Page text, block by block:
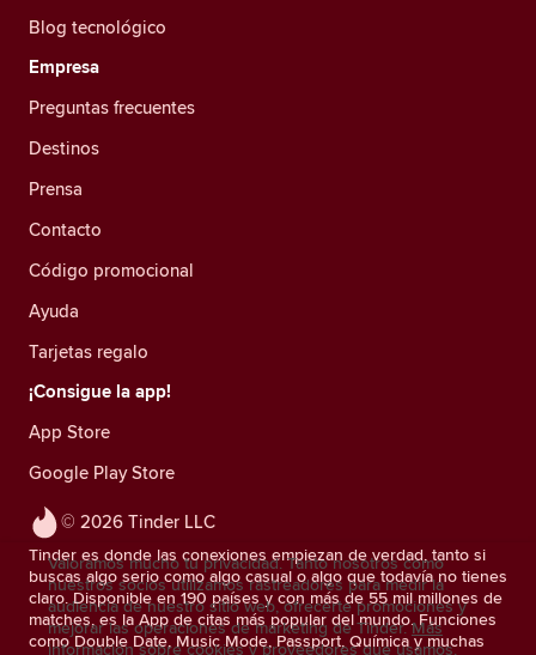
© 2026 Tinder LLC
Tinder es donde las conexiones empiezan de verdad, tanto si
buscas algo serio como algo casual o algo que todavía no tienes
claro. Disponible en 190 países y con más de 55 mil millones de
matches, es la App de citas más popular del mundo. Funciones
como Double Date, Music Mode, Passport, Química y muchas
Blog tecnológico
Empresa
Preguntas frecuentes
Destinos
Prensa
Contacto
Código promocional
Ayuda
Tarjetas regalo
¡Consigue la app!
App Store
Google Play Store
Valoramos mucho tu privacidad. Tanto nosotros como
nuestros socios utilizamos rastreadores para medir la
audiencia de nuestro sitio web, ofrecerte promociones y
mejorar las operaciones de marketing de Tinder. Más
información sobre cookies y proveedores que usamos.